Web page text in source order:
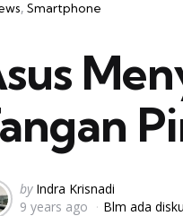
Smartphone
Posted
by
by Indra Krisnadi
9 years ago
Blm ada